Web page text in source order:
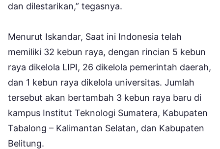
dan dilestarikan,” tegasnya.
Menurut Iskandar, Saat ini Indonesia telah
memiliki 32 kebun raya, dengan rincian 5 kebun
raya dikelola LIPI, 26 dikelola pemerintah daerah,
dan 1 kebun raya dikelola universitas. Jumlah
tersebut akan bertambah 3 kebun raya baru di
kampus Institut Teknologi Sumatera, Kabupaten
Tabalong – Kalimantan Selatan, dan Kabupaten
Belitung.